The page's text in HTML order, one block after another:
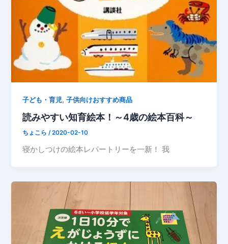
子ども・育児,子供向けおすすめ商品
読みやすい知育絵本！～4歳の絵本百科～
ちょこら/2020-02-10
寝かしつけの絵本レパートリーを一新！ 我